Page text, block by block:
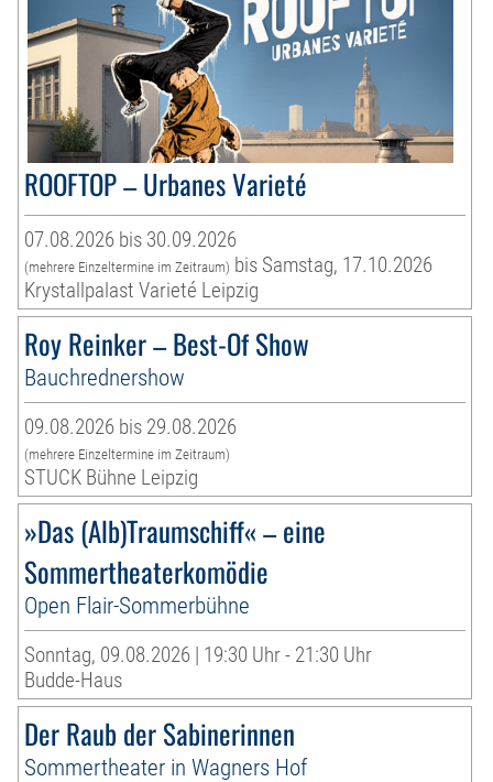
ROOFTOP – Urbanes Varieté
07.08.2026 bis 30.09.2026
(mehrere Einzeltermine im Zeitraum) bis Samstag, 17.10.2026
Krystallpalast Varieté Leipzig
Roy Reinker – Best-Of Show
Bauchrednershow
09.08.2026 bis 29.08.2026
(mehrere Einzeltermine im Zeitraum)
STUCK Bühne Leipzig
»Das (Alb)Traumschiff« – eine
Sommertheaterkomödie
Open Flair-Sommerbühne
Sonntag, 09.08.2026 | 19:30 Uhr - 21:30 Uhr
Budde-Haus
Der Raub der Sabinerinnen
Sommertheater in Wagners Hof